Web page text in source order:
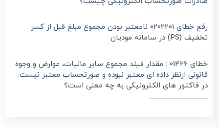
رفع خطای 0202201 نامعتبر بودن مجموع مبلغ قبل از کسر
تخفیف (PS) در سامانه مودیان
خطای 01426 : مقدار فیلد مجموع سایر مالیات، عوارض و وجوه
قانونی ازنظر داده ای معتبر نبوده و صورتحساب معتبر نیست.
در فاکتور های الکترونیکی به چه معنی است؟